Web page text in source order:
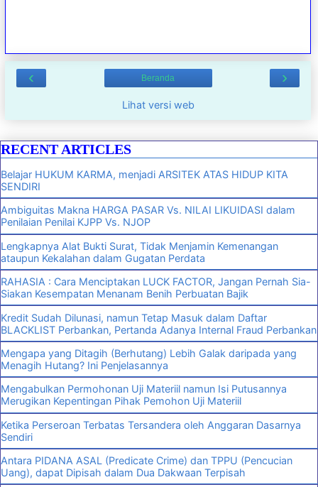
‹ ›
Beranda
Lihat versi web
RECENT ARTICLES
Belajar HUKUM KARMA, menjadi ARSITEK ATAS HIDUP KITA
SENDIRI
Ambiguitas Makna HARGA PASAR Vs. NILAI LIKUIDASI dalam
Penilaian Penilai KJPP Vs. NJOP
Lengkapnya Alat Bukti Surat, Tidak Menjamin Kemenangan
ataupun Kekalahan dalam Gugatan Perdata
RAHASIA : Cara Menciptakan LUCK FACTOR, Jangan Pernah Sia-
Siakan Kesempatan Menanam Benih Perbuatan Bajik
Kredit Sudah Dilunasi, namun Tetap Masuk dalam Daftar
BLACKLIST Perbankan, Pertanda Adanya Internal Fraud Perbankan
Mengapa yang Ditagih (Berhutang) Lebih Galak daripada yang
Menagih Hutang? Ini Penjelasannya
Mengabulkan Permohonan Uji Materiil namun Isi Putusannya
Merugikan Kepentingan Pihak Pemohon Uji Materiil
Ketika Perseroan Terbatas Tersandera oleh Anggaran Dasarnya
Sendiri
Antara PIDANA ASAL (Predicate Crime) dan TPPU (Pencucian
Uang), dapat Dipisah dalam Dua Dakwaan Terpisah